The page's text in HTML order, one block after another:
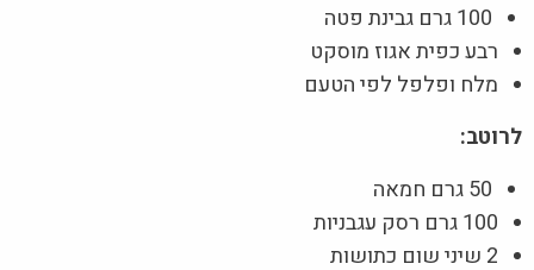
100 גרם גבינת פטה
רבע כפית אגוז מוסקט
מלח ופלפל לפי הטעם
לרוטב:
50 גרם חמאה
100 גרם רסק עגבניות
2 שיני שום כתושות